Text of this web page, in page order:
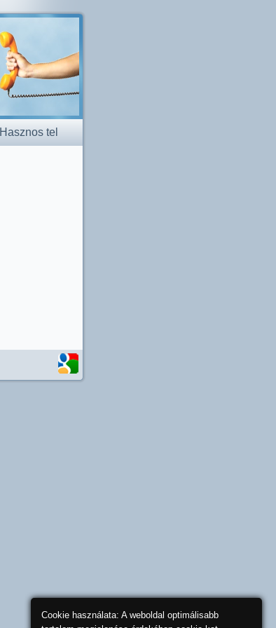
Hasznos tel
Cookie használata: A weboldal optimálisabb